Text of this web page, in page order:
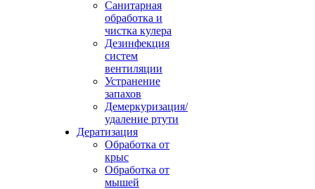
Санитарная
обработка и
чистка кулера
Дезинфекция
систем
вентиляции
Устранение
запахов
Демеркуризация/
удаление ртути
Дератизация
Обработка от
крыс
Обработка от
мышей